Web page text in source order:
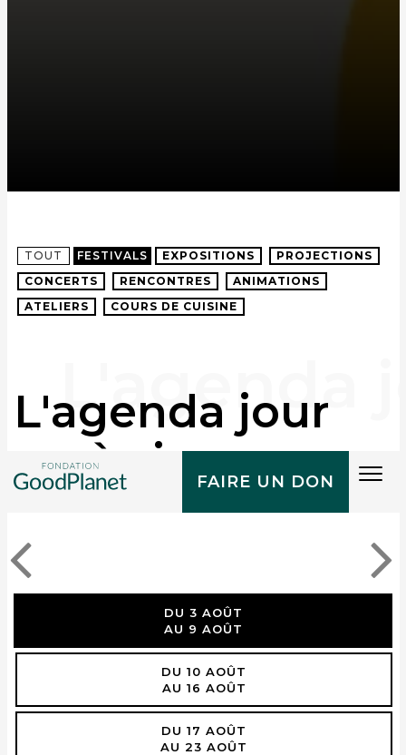
FAIRE UN DON
TOUT FESTIVALS EXPOSITIONS
PROJECTIONS
CONCERTS
RENCONTRES
ANIMATIONS
ATELIERS
COURS DE CUISINE
L'agenda jour
après jour
DU 3 AOÛT
AU 9 AOÛT
DU 10 AOÛT
AU 16 AOÛT
DU 17 AOÛT
AU 23 AOÛT